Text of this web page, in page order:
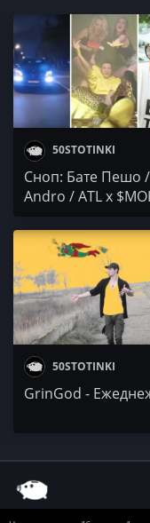
50STOTINKI
Сноп: Бате Пешо /
Andro / ATL x
50STOTINKI
GrinGod -